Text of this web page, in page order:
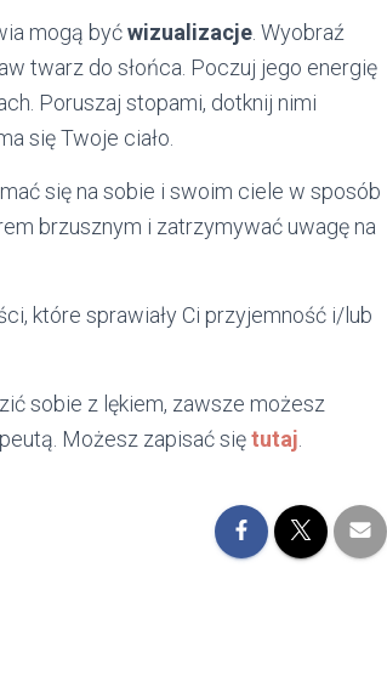
mogą byćwizualizacje . Wyobraź
twarz do słońca. Poczuj jego energię
Poruszaj stopami, dotknij nimi
się Twoje ciało.
się na sobie i swoim ciele w sposób
brzusznym i zatrzymywać uwagę na
które sprawiały Ci przyjemność i/lub
sobie z lękiem, zawsze możesz
Możesz zapisać siętutaj